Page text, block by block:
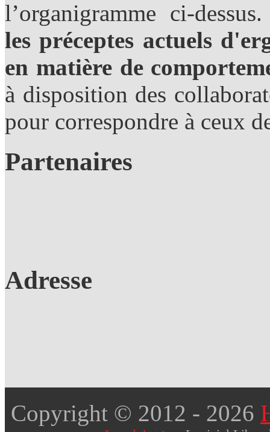
l’organigramme ci-dessus.
les préceptes actuels
en matière de
à disposition des
pour correspondre à ceux
Partenaires
Adresse
Copyright © 2012 - 2026